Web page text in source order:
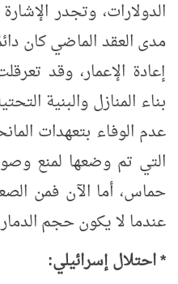
الدولارات، وتجدر
مدى العقد الماضي كان
إعادة الإعمار، وقد
بناء المنازل والبنية
عدم الوفاء بتعهدات
التي تم وضعها لمنع
حماس، أما الآن فمن
عندما لا يكون حجم
* احتلال إسرائيلي: